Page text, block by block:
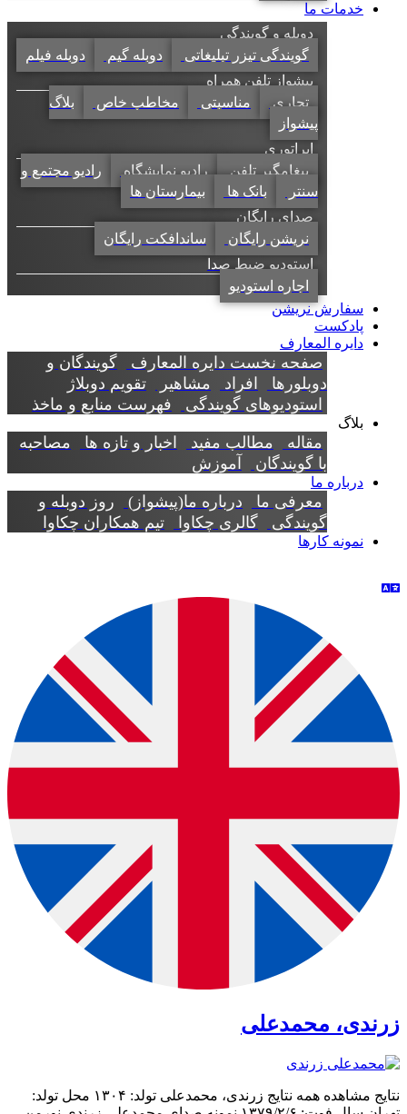
خدمات ما
دوبله و گویندگی
گویندگی تیزر تبلیغاتی
دوبله گیم
دوبله فیلم
پیشواز تلفن همراه
تجاری
مناسبتی مخاطب خاص
بلاگ
پیشواز
اپراتوری
پیغامگیر تلفن
رادیو نمایشگاه
رادیو مجتمع و
سنتر
بانک ها
بیمارستان ها
صدای رایگان
نریشن رایگان
ساندافکت رایگان
استودیو ضبط صدا
اجاره استودیو
سفارش نریشن
پادکست
دایره المعارف
صفحه نخست دایره المعارف
گویندگان و
دوبلورها
افراد مشاهیر
تقویم دوبلاژ
استودیوهای گویندگی
فهرست منابع و ماخذ
بلاگ
مقاله مطالب مفید اخبار و تازه ها
مصاحبه
با گویندگان
آموزش
درباره ما
معرفی ما درباره ما(پیشواز)
روز دوبله و
گویندگی
گالری چکاوا تیم همکاران چکاوا
نمونه کارها
زرندی، محمدعلی
نتایج مشاهده همه نتایج زرندی، محمدعلی تولد: ۱۳۰۴ محل تولد: